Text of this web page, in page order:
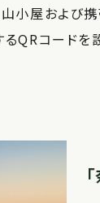
小屋および
QRコードを